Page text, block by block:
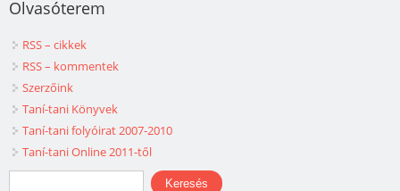
Olvasóterem
RSS – cikkek
RSS – kommentek
Szerzőink
Taní-tani Könyvek
Taní-tani folyóirat 2007-2010
Taní-tani Online 2011-től
Keresés űrlap
Keresés